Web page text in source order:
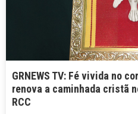
GRNEWS TV: Fé vivida no
renova a caminhada cristã
RCC